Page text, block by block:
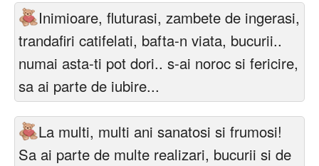
Inimioare, fluturasi, zambete de ingerasi,
trandafiri catifelati, bafta-n viata, bucurii..
numai asta-ti pot dori.. s-ai noroc si fericire,
sa ai parte de iubire...
La multi, multi ani sanatosi si frumosi!
Sa ai parte de multe realizari, bucurii si de